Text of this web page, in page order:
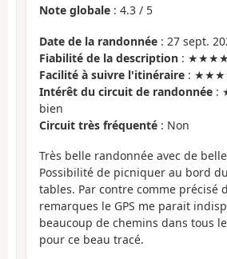
Note globale : 4.3 / 5
Date de la randonnée : 27 sept.
Fiabilité de la description :
Facilité à suivre l'itinéraire :
Intérêt du circuit de randonnée :
bien
Circuit très fréquenté : Non
Très belle randonnée avec de
Possibilité de picniquer au bord
tables. Par contre comme précisé
remarques le GPS me parait
beaucoup de chemins dans tous
pour ce beau tracé.